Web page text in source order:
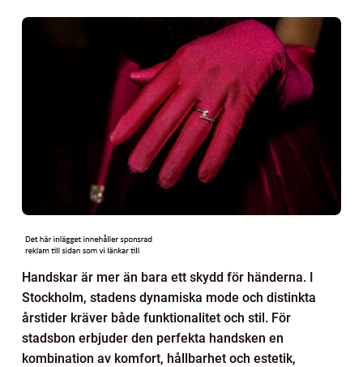
Handskar är mer än bara ett skydd för händerna. I
Stockholm, stadens dynamiska mode och distinkta
årstider kräver både funktionalitet och stil. För
stadsbon erbjuder den perfekta handsken en
kombination av komfort, hållbarhet och estetik,